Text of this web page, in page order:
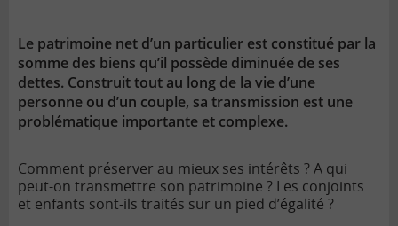
Le patrimoine net d’un particulier est constitué par la
somme des biens qu’il possède diminuée de ses
dettes. Construit tout au long de la vie d’une
personne ou d’un couple, sa transmission est une
problématique importante et complexe.
Comment préserver au mieux ses intérêts ? A qui
peut-on transmettre son patrimoine ? Les conjoints
et enfants sont-ils traités sur un pied d’égalité ?